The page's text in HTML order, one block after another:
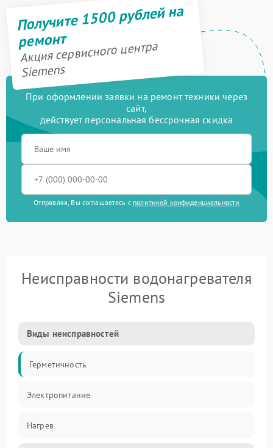
Получите 1500 рублей на
ремонт
Акция сервисного центра
Siemens
При оформлении заявки на ремонт техники через
сайт,
действует персональная бессрочная скидка
Отправляя, Вы соглашаетесь с политикой конфиденциальности
Неисправности водонагревателя
Siemens
Виды неисправностей
Герметичность
Электропитание
Нагрев